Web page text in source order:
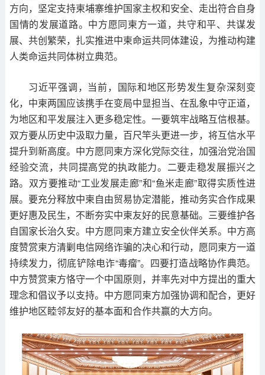
方向，坚定支持柬埔寨维护国家主权和安全、走出符合自身
国情的发展道路。中方愿同柬方一道，共守和平、共谋发
展、共创繁荣，扎实推进中柬命运共同体建设，为推动构建
人类命运共同体树立典范。
习近平强调，当前，国际和地区形势发生复杂深刻变
化，中柬两国应该携手在变局中显担当、在乱象中守正道，
为地区和平发展注入更多稳定性。一要筑牢战略互信根基。
双方要从历史中汲取力量，百尺竿头更进一步，将互信水平
提升到新高度。中方愿同柬方深化党际交往，加强治党治国
经验交流，共同提高党的执政能力。二要走稳发展振兴之
路。双方要推动“工业发展走廊”和“鱼米走廊”取得实质性进
展。要充分释放中柬自由贸易协定潜能，推动务实合作成果
更好惠及民生，不断夯实中柬友好的民意基础。三要维护各
自国家长治久安。中方愿同柬方建立安全伙伴关系。中方高
度赞赏柬方清剿电信网络诈骗的决心和行动，愿同柬方一道
持续发力，彻底铲除电诈“毒瘤”。四要打造战略协作典范。
中方赞赏柬方恪守一个中国原则，并率先对中方提出的重大
理念和倡议予以支持。中方愿同柬方加强协调和配合，更好
维护地区睦邻友好的基本面和合作共赢的大方向。